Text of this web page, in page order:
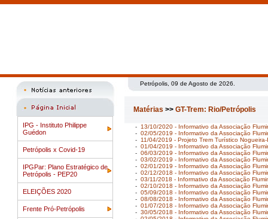
IPG - Instituto Philippe
Guédon
Petrópolis x Covid-19
IPGPar: Plano Estratégico de
Petrópolis - PEP20
ELEIÇÕES 2020
Frente Pró-Petrópolis
Petrópolis, 09 de Agosto de 2026.
Matérias >> GT-Trem: Rio/Petrópolis
- 13/10/2020 - Informativo da Associação
- 02/05/2019 - Informativo da Associação
- 11/04/2019 - Projeto Trem Turístico
- 01/04/2019 - Informativo da Associação
- 06/03/2019 - Informativo da Associação
- 03/02/2019 - Informativo da Associação
- 02/01/2019 - Informativo da Associação
- 02/12/2018 - Informativo da Associação
- 03/11/2018 - Informativo da Associação
- 02/10/2018 - Informativo da Associação
- 05/09/2018 - Informativo da Associação
- 08/08/2018 - Informativo da Associação
- 01/07/2018 - Informativo da Associação
- 30/05/2018 - Informativo da Associação